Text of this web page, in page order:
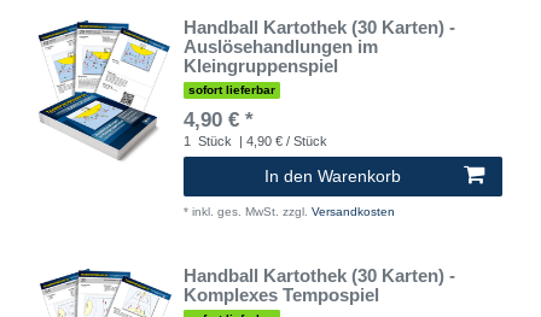
Handball Kartothek (30 Karten) -
Auslösehandlungen im
Kleingruppenspiel
sofort lieferbar
4,90 € *
1 Stück | 4,90 € / Stück
In den Warenkorb
* inkl. ges. MwSt. zzgl. Versandkosten
Handball Kartothek (30 Karten) -
Komplexes Tempospiel